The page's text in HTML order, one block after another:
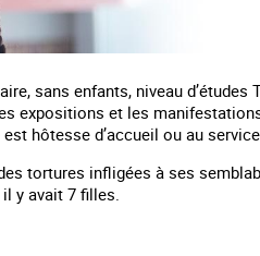
sans enfants, niveau d’études
expositions et les
hôtesse d’accueil ou au
tortures infligées à ses
y avait 7 filles.